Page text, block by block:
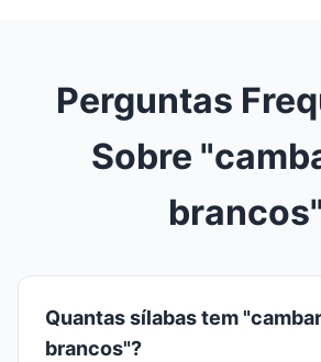
Perguntas
Sobre
brancos"
Quantas sílabas tem
brancos"?